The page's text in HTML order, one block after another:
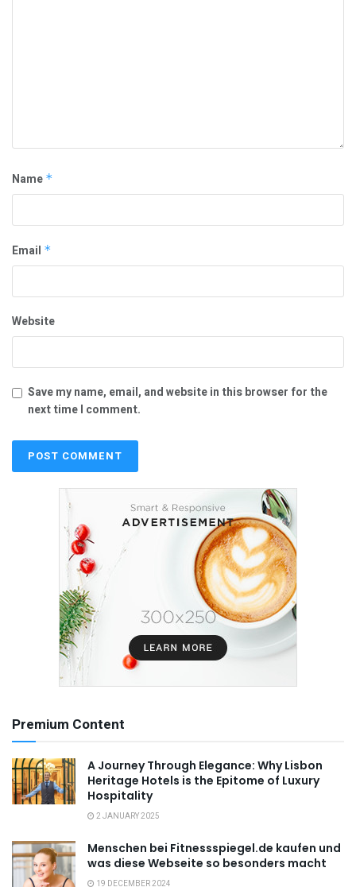
Name *
Email *
Website
Save my name, email, and website in this browser for the
next time I comment.
Premium Content
A Journey Through Elegance: Why Lisbon
Heritage Hotels is the Epitome of Luxury
Hospitality
2 JANUARY 2025
Menschen bei Fitnessspiegel.de kaufen und
was diese Webseite so besonders macht
19 DECEMBER 2024